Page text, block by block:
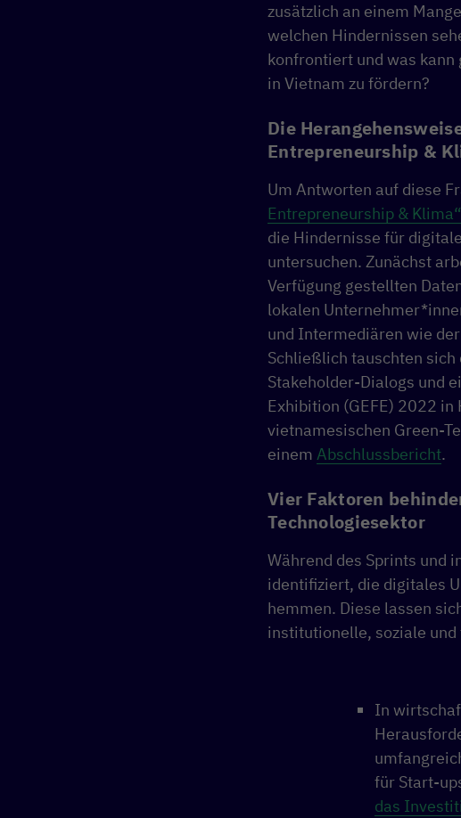
zusätzlich an einem
welchen Hindernissen
konfrontiert und was kann
in Vietnam zu fördern?
Die
Entrepreneurship &
Um Antworten auf diese
Entrepreneurship & Klima“
die Hindernisse für
untersuchen. Zunächst
Verfügung gestellten
lokalen
und Intermediären wie der
Schließlich tauschten
Stakeholder-Dialogs und
Exhibition (GEFE) 2022
vietnamesischen Green-
einem Abschlussbericht.
Vier Faktoren
Technologiesektor
Während des Sprints und
identifiziert, die digitales
hemmen. Diese lassen
institutionelle, soziale
In
für Start-
das